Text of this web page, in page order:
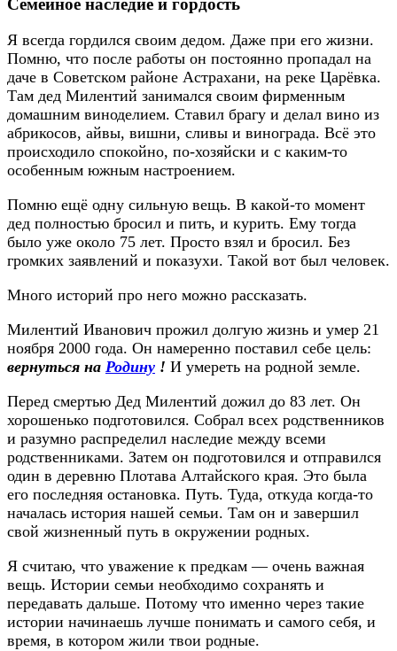
Семейное наследие и гордость
Я всегда гордился своим дедом. Даже при его жизни.
Помню, что после работы он постоянно пропадал на
даче в Советском районе Астрахани, на реке Царёвка.
Там дед Милентий занимался своим фирменным
домашним виноделием. Ставил брагу и делал вино из
абрикосов, айвы, вишни, сливы и винограда. Всё это
происходило спокойно, по-хозяйски и с каким-то
особенным южным настроением.
Помню ещё одну сильную вещь. В какой-то момент
дед полностью бросил и пить, и курить. Ему тогда
было уже около 75 лет. Просто взял и бросил. Без
громких заявлений и показухи. Такой вот был человек.
Много историй про него можно рассказать.
Милентий Иванович прожил долгую жизнь и умер 21
ноября 2000 года. Он намеренно поставил себе цель:
вернуться на Родину ! И умереть на родной земле.
Перед смертью Дед Милентий дожил до 83 лет. Он
хорошенько подготовился. Собрал всех родственников
и разумно распределил наследие между всеми
родственниками. Затем он подготовился и отправился
один в деревню Плотава Алтайского края. Это была
его последняя остановка. Путь. Туда, откуда когда-то
началась история нашей семьи. Там он и завершил
свой жизненный путь в окружении родных.
Я считаю, что уважение к предкам — очень важная
вещь. Истории семьи необходимо сохранять и
передавать дальше. Потому что именно через такие
истории начинаешь лучше понимать и самого себя, и
время, в котором жили твои родные.